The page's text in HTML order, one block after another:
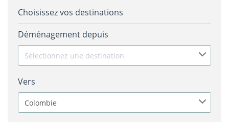
Choisissez vos destinations
Déménagement depuis
Sélectionnez une destination
Vers
Colombie